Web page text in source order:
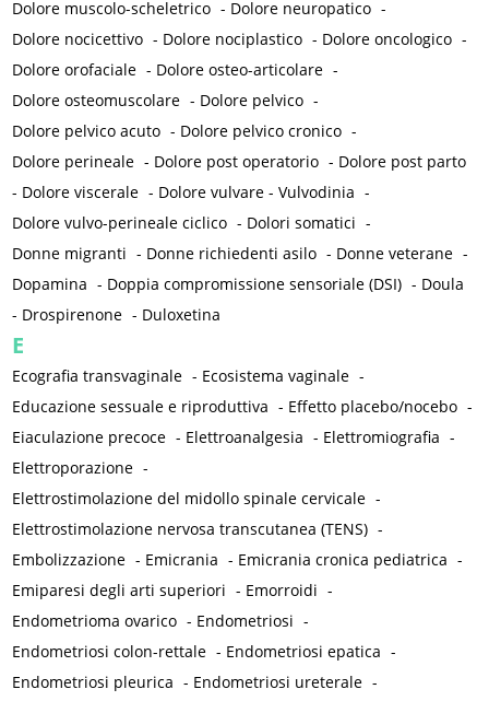
Dolore muscolo-scheletrico - Dolore neuropatico -
Dolore nocicettivo - Dolore nociplastico - Dolore oncologico -
Dolore orofaciale - Dolore osteo-articolare -
Dolore osteomuscolare - Dolore pelvico -
Dolore pelvico acuto - Dolore pelvico cronico -
Dolore perineale - Dolore post operatorio - Dolore post parto
- Dolore viscerale - Dolore vulvare - Vulvodinia -
Dolore vulvo-perineale ciclico - Dolori somatici -
Donne migranti - Donne richiedenti asilo - Donne veterane -
Dopamina - Doppia compromissione sensoriale (DSI) - Doula
- Drospirenone - Duloxetina
E
Ecografia transvaginale - Ecosistema vaginale -
Educazione sessuale e riproduttiva - Effetto placebo/nocebo -
Eiaculazione precoce - Elettroanalgesia - Elettromiografia -
Elettroporazione -
Elettrostimolazione del midollo spinale cervicale -
Elettrostimolazione nervosa transcutanea (TENS) -
Embolizzazione - Emicrania - Emicrania cronica pediatrica -
Emiparesi degli arti superiori - Emorroidi -
Endometrioma ovarico - Endometriosi -
Endometriosi colon-rettale - Endometriosi epatica -
Endometriosi pleurica - Endometriosi ureterale -